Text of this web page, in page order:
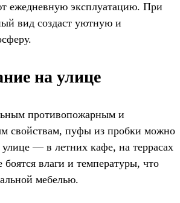
ежедневную эксплуатацию. При
вид создаст уютную и
на улице
противопожарным и
свойствам, пуфы из пробки можно
улице — в летних кафе, на террасах
влаги и температуры, что
мебелью.